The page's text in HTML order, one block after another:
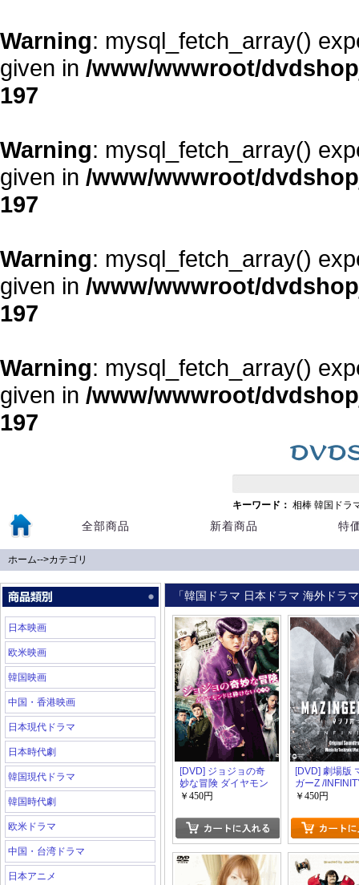
Warning: mysql_fetch_array()
given in /www/wwwroot/
197
Warning: mysql_fetch_array()
given in /www/wwwroot/
197
Warning: mysql_fetch_array()
given in /www/wwwroot/
197
Warning: mysql_fetch_array()
given in /www/wwwroot/
197
キーワード： 相棒 韓国ドラ
全部商品 新着商品 特
ホーム-->カテゴリ
日本映画
欧米映画
韓国映画
中国・香港映画
日本現代ドラマ
日本時代劇
韓国現代ドラマ
韓国時代劇
欧米ドラマ
中国・台湾ドラマ
日本アニメ
「韓国ドラマ 日本ドラマ 海外ドラ
[DVD] ジョジョの奇
妙な冒険 ダイヤモン
ドは砕けない 第一章
ィション
￥450円
[DVD] 劇場版
ガーZ /
￥450円